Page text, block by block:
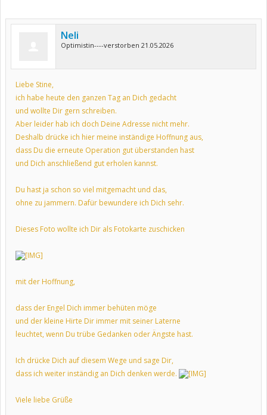
Neli
Optimistin----verstorben 21.05.2026
Liebe Stine,
ich habe heute den ganzen Tag an Dich gedacht
und wollte Dir gern schreiben.
Aber leider hab ich doch Deine Adresse nicht mehr.
Deshalb drücke ich hier meine inständige Hoffnung aus,
dass Du die erneute Operation gut überstanden hast
und Dich anschließend gut erholen kannst.
Du hast ja schon so viel mitgemacht und das,
ohne zu jammern. Dafür bewundere ich Dich sehr.
Dieses Foto wollte ich Dir als Fotokarte zuschicken
mit der Hoffnung,
dass der Engel Dich immer behüten möge
und der kleine Hirte Dir immer mit seiner Laterne
leuchtet, wenn Du trübe Gedanken oder Ängste hast.
Ich drücke Dich auf diesem Wege und sage Dir,
dass ich weiter inständig an Dich denken werde.
Viele liebe Grüße